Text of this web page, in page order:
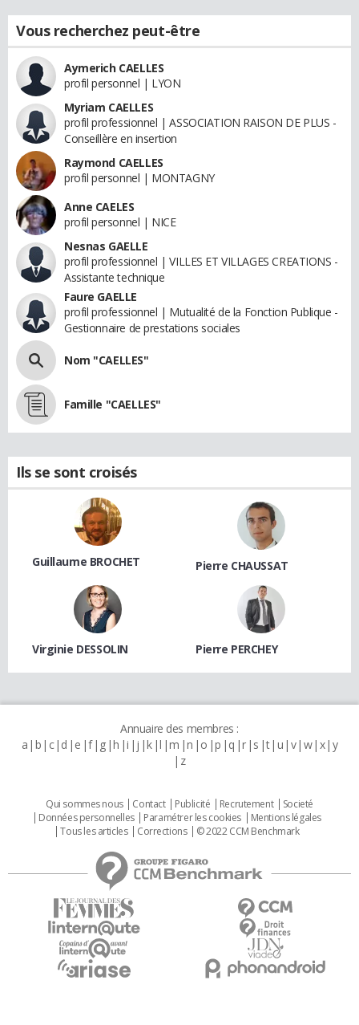
Vous recherchez peut-être
Aymerich CAELLES
profil personnel | LYON
Myriam CAELLES
profil professionnel | ASSOCIATION RAISON DE PLUS -
Conseillère en insertion
Raymond CAELLES
profil personnel | MONTAGNY
Anne CAELES
profil personnel | NICE
Nesnas GAELLE
profil professionnel | VILLES ET VILLAGES CREATIONS -
Assistante technique
Faure GAELLE
profil professionnel | Mutualité de la Fonction Publique -
Gestionnaire de prestations sociales
Nom "CAELLES"
Famille "CAELLES"
Ils se sont croisés
Guillaume BROCHET Pierre CHAUSSAT
Virginie DESSOLIN Pierre PERCHEY
Annuaire des membres :
a b c d e f g h i j k l m n o p q r s t u v w x y
z
Qui sommes nous Contact Publicité Recrutement
Societé
Données personnelles
Paramétrer les cookies
Mentions légales
Tous les articles
Corrections © 2022 CCM Benchmark